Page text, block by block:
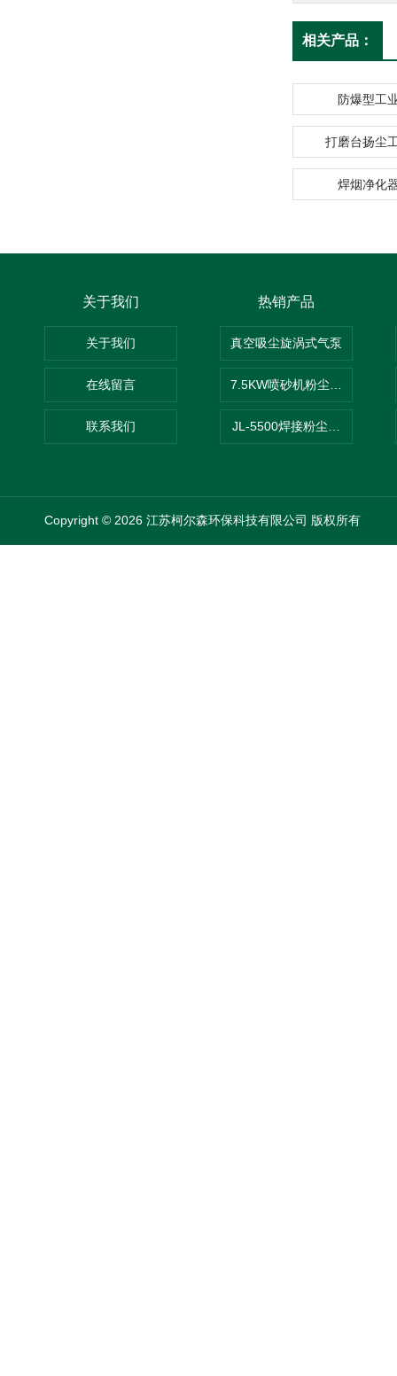
相关产品：
防爆型工
打磨台扬尘
焊烟净化
关于我们
关于我们
在线留言
联系我们
热销产品
真空吸尘旋涡式气泵
7.5KW喷砂机粉尘吸尘器
JL-5500焊接粉尘吸尘器
Copyright © 2026 江苏柯尔森环保科技有限公司 版权所有